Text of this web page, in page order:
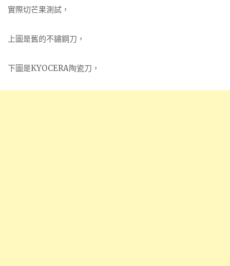
實際切芒果測試，
上圖是舊的不鏽鋼刀，
下圖是KYOCERA陶瓷刀，